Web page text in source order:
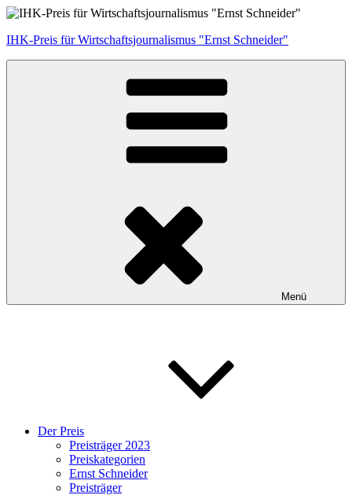
Zum
springen
IHK-Preis für Wirtschaftsjournalismus "Ernst Schneider"
Menü
Der Preis
Preisträger 2023
Preiskategorien
Ernst Schneider
Preisträger